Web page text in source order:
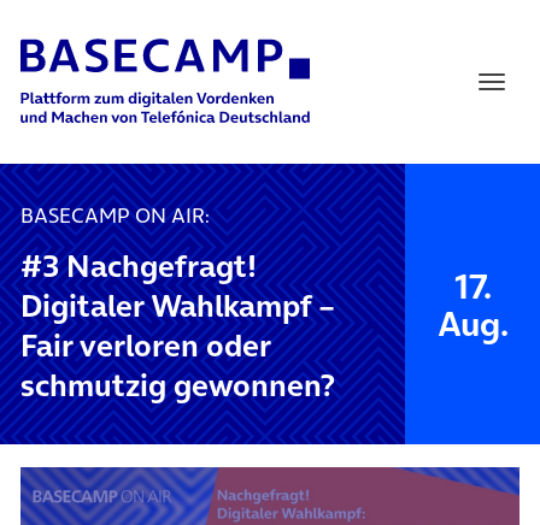
Main Navigation
BASECAMP ON AIR:
#3 Nachgefragt!
Digitaler Wahlkampf –
Fair verloren oder
schmutzig gewonnen?
17.
Aug.